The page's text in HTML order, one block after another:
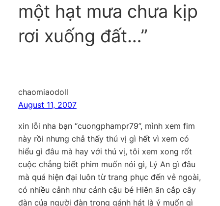
một hạt mưa chưa kịp
rơi xuống đất…”
chaomiaodoll
August 11, 2007
xin lỗi nha bạn “cuongphampr79”, mình xem fim
này rồi nhưng chả thấy thú vị gì hết vì xem có
hiểu gì đâu mà hay với thú vị, tôi xem xong rốt
cuộc chẳng biết phim muốn nói gì, Lý An gì đâu
mà quá hiện đại luôn từ trang phục đến vẻ ngoài,
có nhiều cảnh như cảnh cậu bé Hiên ăn cắp cây
đàn của người đàn trong gánh hát là ý muốn gì